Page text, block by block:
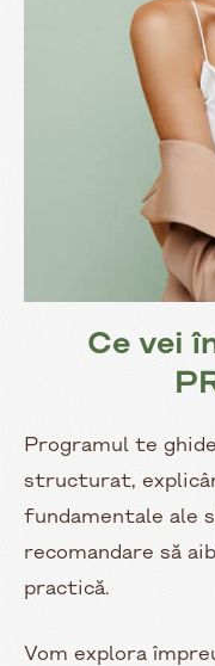
Ce vei
Programul te
structurat,
fundamentale ale
recomandare să
practică.
Vom explora